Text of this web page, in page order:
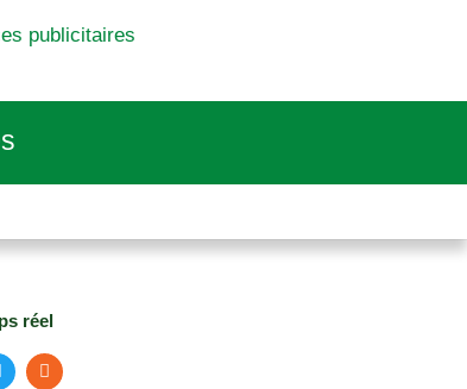
publicitaires
réel